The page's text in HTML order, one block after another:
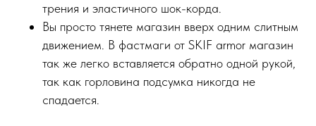
трения и эластичного шок-корда.
Вы просто тянете магазин вверх одним слитным
движением. В фастмаги от SKIF armor магазин
так же легко вставляется обратно одной рукой,
так как горловина подсумка никогда не
спадается.